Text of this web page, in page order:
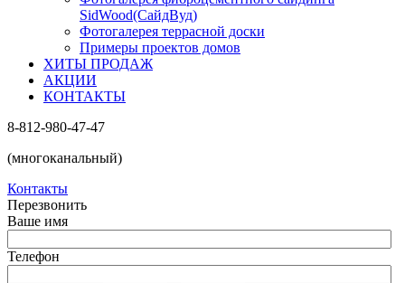
SidWood(СайдВуд)
Фотогалерея террасной доски
Примеры проектов домов
ХИТЫ ПРОДАЖ
АКЦИИ
КОНТАКТЫ
8-812-980-47-47
(многоканальный)
Контакты
Перезвонить
Ваше имя
Телефон